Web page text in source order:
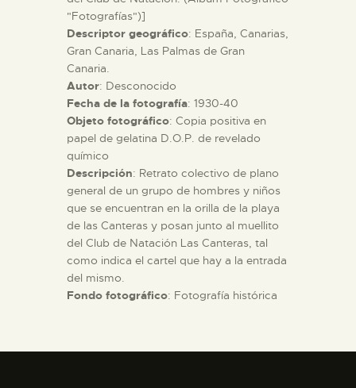
ESPAÑOL
"Fotografías")]
Descriptor geográfico: España, Canarias,
Gran Canaria, Las Palmas de Gran
Canaria.
Autor: Desconocido
Fecha de la fotografía: 1930-40
Objeto fotográfico: Copia positiva en
papel de gelatina D.O.P. de revelado
químico
Descripción: Retrato colectivo de plano
general de un grupo de hombres y niños
que se encuentran en la orilla de la playa
de las Canteras y posan junto al muellito
del Club de Natación Las Canteras, tal
como indica el cartel que hay a la entrada
del mismo.
Fondo fotográfico: Fotografía histórica